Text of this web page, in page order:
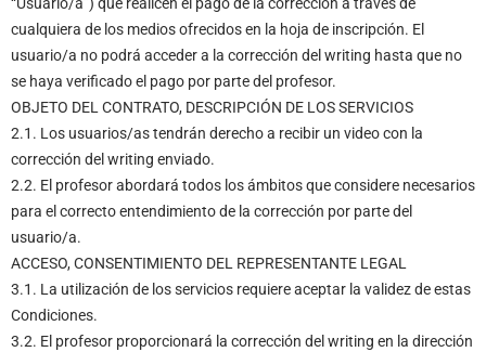
cualquiera de los medios ofrecidos en la hoja de inscripción. El
usuario/a no podrá acceder a la corrección del writing hasta que no
se haya verificado el pago por parte del profesor.
OBJETO DEL CONTRATO, DESCRIPCIÓN DE LOS SERVICIOS
2.1. Los usuarios/as tendrán derecho a recibir un video con la
corrección del writing enviado.
2.2. El profesor abordará todos los ámbitos que considere necesarios
para el correcto entendimiento de la corrección por parte del
usuario/a.
ACCESO, CONSENTIMIENTO DEL REPRESENTANTE LEGAL
3.1. La utilización de los servicios requiere aceptar la validez de estas
Condiciones.
3.2. El profesor proporcionará la corrección del writing en la dirección